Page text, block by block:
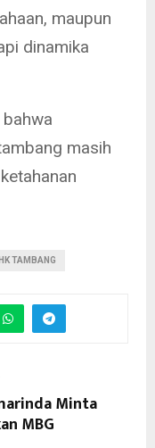
maupun
dinamika
masih
TAMBANG
Minta
MBG